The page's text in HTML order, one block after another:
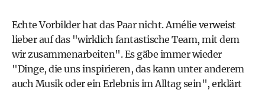
Echte Vorbilder hat das Paar nicht. Amélie verweist
lieber auf das "wirklich fantastische Team, mit dem
wir zusammenarbeiten". Es gäbe immer wieder
"Dinge, die uns inspirieren, das kann unter anderem
auch Musik oder ein Erlebnis im Alltag sein", erklärt